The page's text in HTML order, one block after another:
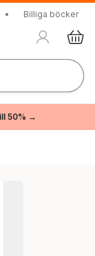
• Billiga böcker
50% →